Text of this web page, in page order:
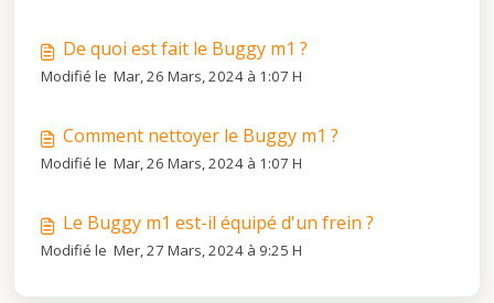
De quoi est fait le Buggy m1 ?
Modifié le Mar, 26 Mars, 2024 à 1:07 H
Comment nettoyer le Buggy m1 ?
Modifié le Mar, 26 Mars, 2024 à 1:07 H
Le Buggy m1 est-il équipé d'un frein ?
Modifié le Mer, 27 Mars, 2024 à 9:25 H